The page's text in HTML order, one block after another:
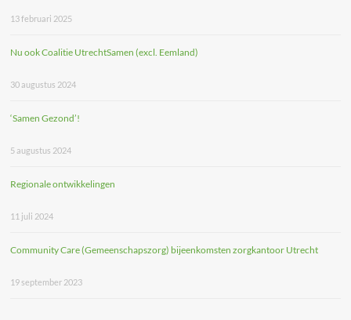
13 februari 2025
Nu ook Coalitie UtrechtSamen (excl. Eemland)
30 augustus 2024
‘Samen Gezond’!
5 augustus 2024
Regionale ontwikkelingen
11 juli 2024
Community Care (Gemeenschapszorg) bijeenkomsten zorgkantoor Utrecht
19 september 2023